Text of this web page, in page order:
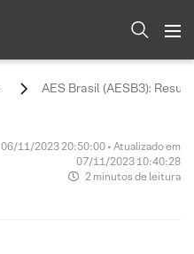
AES Brasil (AESB3):
06/11/2023 20:50:00 • Atualizado em
07/11/2023 10:40:28
2 minutos de leitura